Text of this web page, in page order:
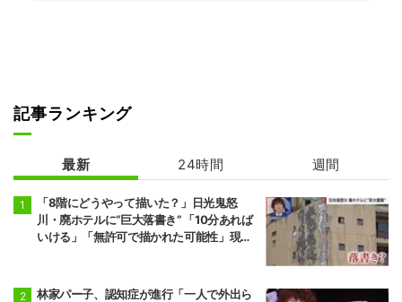
記事ランキング
最新 24時間 週間
「8階にどうやって描いた？」日光鬼怒
川・廃ホテルに“巨大落書き” 「10分あれば
いける」「無許可で描かれた可能性」現役
林家パー子、認知症が進行「一人で外出ら